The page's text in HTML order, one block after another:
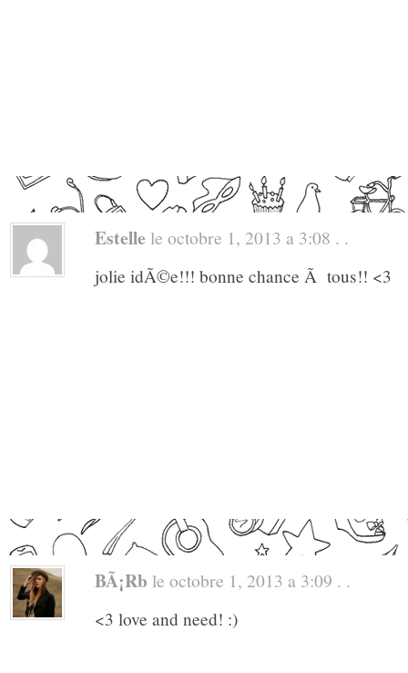
Estelle le octobre 1, 2013 a 3:08 . .
jolie idÃ©e!!! bonne chance Ã tous!! <3
BÃ¡rb le octobre 1, 2013 a 3:09 . .
<3 love and need! :)